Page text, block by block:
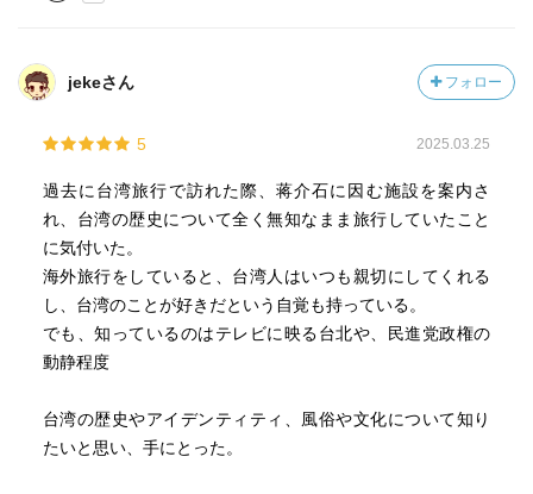
jekeさん フォロー
5 2025.03.25
過去に台湾旅行で訪れた際、蒋介石に因む施設を案内さ
れ、台湾の歴史について全く無知なまま旅行していたこと
に気付いた。
海外旅行をしていると、台湾人はいつも親切にしてくれる
し、台湾のことが好きだという自覚も持っている。
でも、知っているのはテレビに映る台北や、民進党政権の
動静程度
台湾の歴史やアイデンティティ、風俗や文化について知り
たいと思い、手にとった。